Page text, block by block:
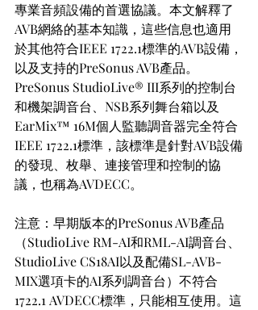
專業音頻設備的首選協議。本文解釋了
AVB網絡的基本知識，這些信息也適用
於其他符合IEEE 1722.1標準的AVB設備，
以及支持的PreSonus AVB產品。
PreSonus StudioLive® III系列的控制台
和機架調音台、NSB系列舞台箱以及
EarMix™ 16M個人監聽調音器完全符合
IEEE 1722.1標準，該標準是針對AVB設備
的發現、枚舉、連接管理和控制的協
議，也稱為AVDECC。
注意：早期版本的PreSonus AVB產品
（StudioLive RM-AI和RML-AI調音台、
StudioLive CS18AI以及配備SL-AVB-
MIX選項卡的AI系列調音台）不符合
1722.1 AVDECC標準，只能相互使用。這